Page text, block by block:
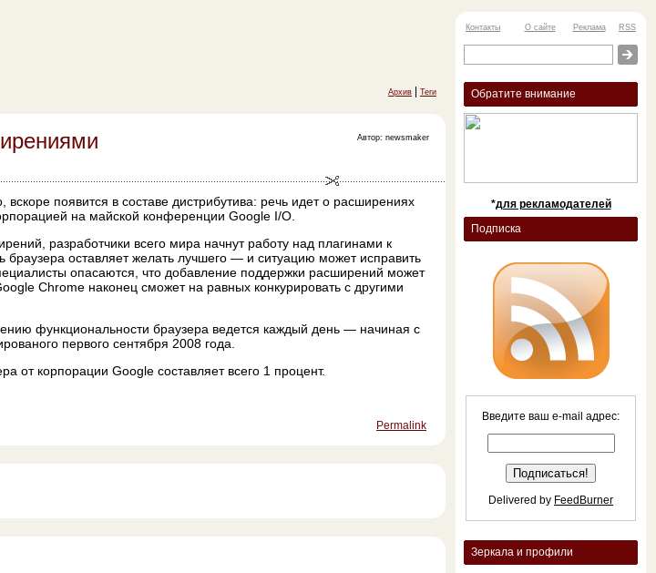
Архив Теги
Автор: newsmaker
вскоре появится в составе дистрибутива: речь идет о расширениях
на майской конференции Google I/O.
разработчики всего мира начнут работу над плагинами к
браузера оставляет желать лучшего — и ситуацию может исправить
опасаются, что добавление поддержки расширений может
Chrome наконец сможет на равных конкурировать с другими
функциональности браузера ведется каждый день — начиная с
первого сентября 2008 года.
от корпорации Google составляет всего 1 процент.
Permalink
Контакты О сайте Реклама RSS
Обратите внимание
*для рекламодателей
Подписка
Введите ваш e-mail адрес:
Delivered by FeedBurner
Зеркала и профили